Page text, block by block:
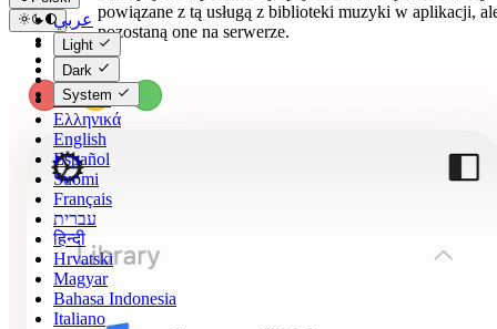
عربي
Català
Čeština
Dansk
Deutsch
Ελληνικά
English
Español
Suomi
Français
עברית
हिन्दी
Hrvatski
Magyar
Bahasa Indonesia
Italiano
Light
Dark
System
powiązane z tą usługą z biblioteki muzyki w aplikacji,
pozostaną one na serwerze.